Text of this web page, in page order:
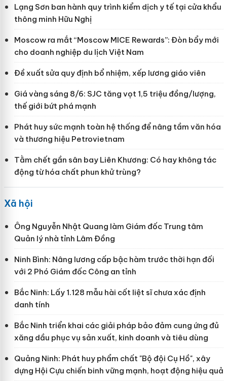
Lạng Sơn ban hành quy trình kiểm dịch y tế tại cửa khẩu
thông minh Hữu Nghị
Moscow ra mắt “Moscow MICE Rewards”: Đòn bẩy mới
cho doanh nghiệp du lịch Việt Nam
Đề xuất sửa quy định bổ nhiệm, xếp lương giáo viên
Giá vàng sáng 8/6: SJC tăng vọt 1,5 triệu đồng/lượng,
thế giới bứt phá mạnh
Phát huy sức mạnh toàn hệ thống để nâng tầm văn hóa
và thương hiệu Petrovietnam
Tằm chết gần sân bay Liên Khương: Có hay không tác
động từ hóa chất phun khử trùng?
Xã hội
Ông Nguyễn Nhật Quang làm Giám đốc Trung tâm
Quản lý nhà tỉnh Lâm Đồng
Ninh Bình: Nâng lương cấp bậc hàm trước thời hạn đối
với 2 Phó Giám đốc Công an tỉnh
Bắc Ninh: Lấy 1.128 mẫu hài cốt liệt sĩ chưa xác định
danh tính
Bắc Ninh triển khai các giải pháp bảo đảm cung ứng đủ
xăng dầu phục vụ sản xuất, kinh doanh và tiêu dùng
Quảng Ninh: Phát huy phẩm chất "Bộ đội Cụ Hồ", xây
dựng Hội Cựu chiến binh vững mạnh, hoạt động hiệu quả